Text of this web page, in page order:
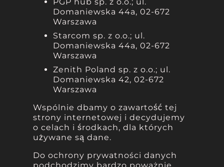
Domaniewska 44a, 02-672
Warszawa
Starcom sp. z o.o.; ul.
Domaniewska 44a, 02-672
Warszawa
Zenith Poland sp. z o.o.; ul.
Domaniewska 42, 02-672
Warszawa
Wspólnie dbamy o zawartość tej
strony internetowej i decydujemy
o celach i środkach, dla których
używane są dane.
Do ochrony prywatności danych